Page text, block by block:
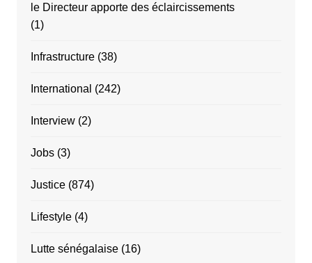
le Directeur apporte des éclaircissements
(1)
Infrastructure(38)
International (242)
Interview(2)
Jobs(3)
Justice(874)
Lifestyle(4)
Lutte sénégalaise(16)